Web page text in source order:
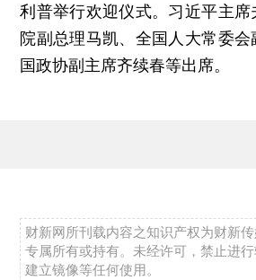
利普举行欢迎仪式。习近平主
院副总理马凯、全国人大常委
国政协副主席齐续春等出席。
财新网所刊载内容之知识产权为财新
专属所有或持有。未经许可，禁止进
建立镜像等任何使用。